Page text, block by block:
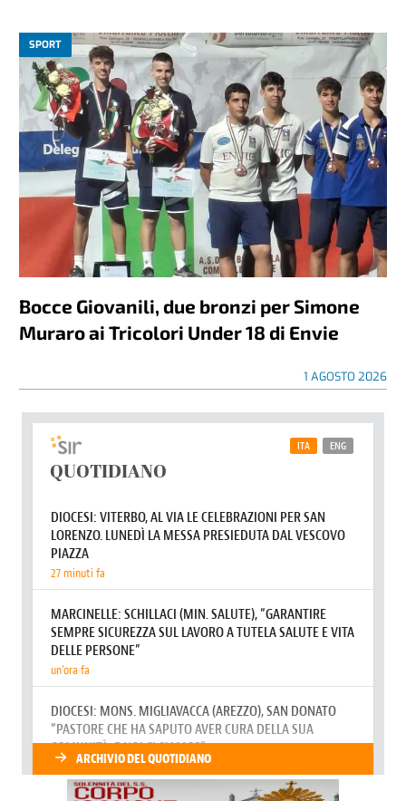
SPORT
Bocce Giovanili, due bronzi per Simone
Muraro ai Tricolori Under 18 di Envie
1 AGOSTO 2026